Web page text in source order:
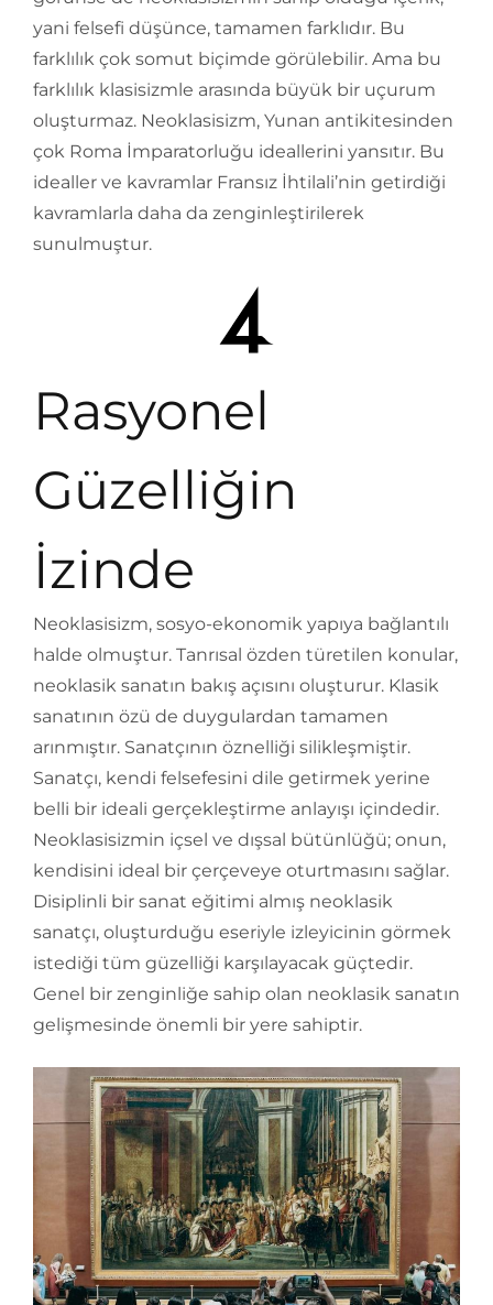
yani felsefi düşünce, tamamen farklıdır. Bu
farklılık çok somut biçimde görülebilir. Ama bu
farklılık klasisizmle arasında büyük bir uçurum
oluşturmaz. Neoklasisizm, Yunan antikitesinden
çok Roma İmparatorluğu ideallerini yansıtır. Bu
idealler ve kavramlar Fransız İhtilali’nin getirdiği
kavramlarla daha da zenginleştirilerek
sunulmuştur.
Rasyonel
Güzelliğin
İzinde
Neoklasisizm, sosyo-ekonomik yapıya bağlantılı
halde olmuştur. Tanrısal özden türetilen konular,
neoklasik sanatın bakış açısını oluşturur. Klasik
sanatının özü de duygulardan tamamen
arınmıştır. Sanatçının öznelliği silikleşmiştir.
Sanatçı, kendi felsefesini dile getirmek yerine
belli bir ideali gerçekleştirme anlayışı içindedir.
Neoklasisizmin içsel ve dışsal bütünlüğü; onun,
kendisini ideal bir çerçeveye oturtmasını sağlar.
Disiplinli bir sanat eğitimi almış neoklasik
sanatçı, oluşturduğu eseriyle izleyicinin görmek
istediği tüm güzelliği karşılayacak güçtedir.
Genel bir zenginliğe sahip olan neoklasik sanatın
gelişmesinde önemli bir yere sahiptir.